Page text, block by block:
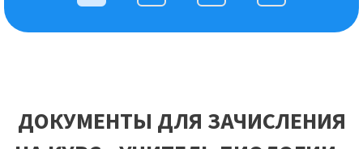
ДОКУМЕНТЫ ДЛЯ ЗАЧИСЛЕНИЯ